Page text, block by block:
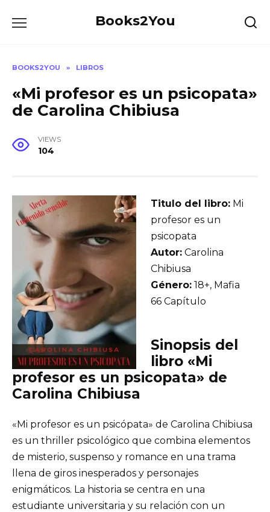
Books2You
BOOKS2YOU » LIBROS
«Mi profesor es un psicopata»
de Carolina Chibiusa
VIEWS
104
Titulo del libro: Mi
profesor es un
psicopata
Autor: Carolina
Chibiusa
Género: 18+, Mafia
66 Capítulo
Sinopsis del
libro «Mi
profesor es un psicopata» de
Carolina Chibiusa
«Mi profesor es un psicópata» de Carolina Chibiusa
es un thriller psicológico que combina elementos
de misterio, suspenso y romance en una trama
llena de giros inesperados y personajes
enigmáticos. La historia se centra en una
estudiante universitaria y su relación con un